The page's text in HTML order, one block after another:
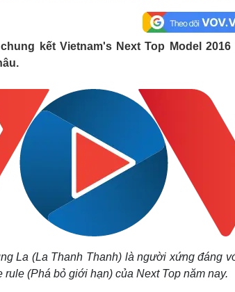
Quân sự - Quốc phòng
Phân tích
Thể thao
Thế giới thể thao
Hậu trường
Đời sống
Nhà đẹp
Blog
Tình yêu - Gia đình
Văn hóa
Sân khấu - Điện
Văn học
Âm nhạc
Di sản
chung kết Vietnam's Next Top Model
La (La Thanh Thanh) là người xứng đáng
(Phá bỏ giới hạn) của Next Top năm nay.